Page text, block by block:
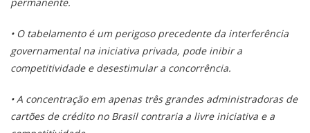
• O tabelamento é um perigoso precedente da interferência
governamental na iniciativa privada, pode inibir a
competitividade e desestimular a concorrência.
• A concentração em apenas três grandes administradoras de
cartões de crédito no Brasil contraria a livre iniciativa e a